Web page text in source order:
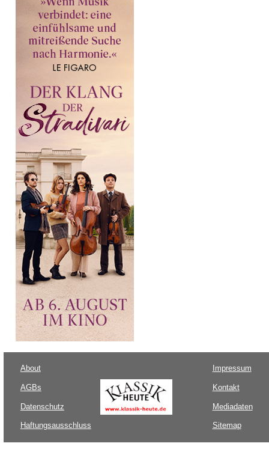
About
AGBs
Datenschutz
Haftungsausschluss
Impressum
Kontakt
Mediadaten
Sitemap